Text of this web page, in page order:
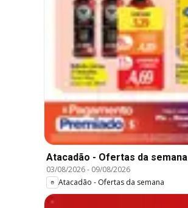
Atacadão - Ofertas da semana
03/08/2026- 09/08/2026
Atacadão - Ofertas da semana